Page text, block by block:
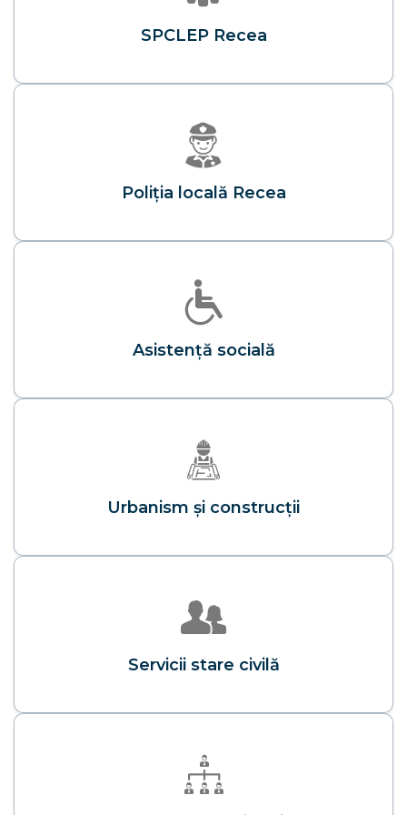
SPCLEP Recea
Poliţia locală Recea
Asistenţă socială
Urbanism și construcții
Servicii stare civilă